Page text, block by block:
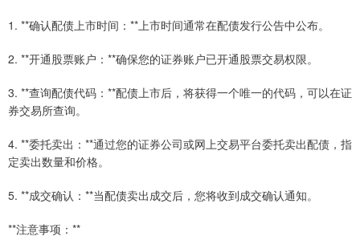
1. **确认配债上市时间：**上市时间通常在配债发行公告中公布。
2. **开通股票账户：**确保您的证券账户已开通股票交易权限。
3. **查询配债代码：**配债上市后，将获得一个唯一的代码，可以在证
券交易所查询。
4. **委托卖出：**通过您的证券公司或网上交易平台委托卖出配债，指
定卖出数量和价格。
5. **成交确认：**当配债卖出成交后，您将收到成交确认通知。
**注意事项：**